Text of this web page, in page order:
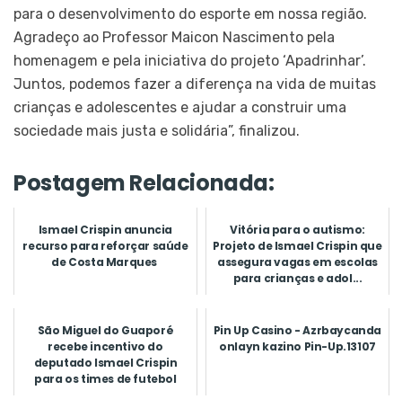
para o desenvolvimento do esporte em nossa região.
Agradeço ao Professor Maicon Nascimento pela
homenagem e pela iniciativa do projeto ‘Apadrinhar’.
Juntos, podemos fazer a diferença na vida de muitas
crianças e adolescentes e ajudar a construir uma
sociedade mais justa e solidária”, finalizou.
Postagem Relacionada:
Ismael Crispin anuncia
recurso para reforçar saúde
de Costa Marques
Vitória para o autismo:
Projeto de Ismael Crispin que
assegura vagas em escolas
para crianças e adol...
São Miguel do Guaporé
recebe incentivo do
deputado Ismael Crispin
para os times de futebol
Pin Up Casino - Azrbaycanda
onlayn kazino Pin-Up.13107